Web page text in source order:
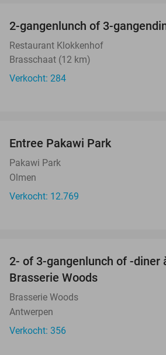
2-gangenlunch of 3-
Restaurant Klokkenhof
Brasschaat (12 km)
Verkocht: 284
Entree Pakawi Park
Pakawi Park
Olmen
Verkocht: 12.769
2- of 3-gangenlunch of -diner
Brasserie Woods
Brasserie Woods
Antwerpen
Verkocht: 356